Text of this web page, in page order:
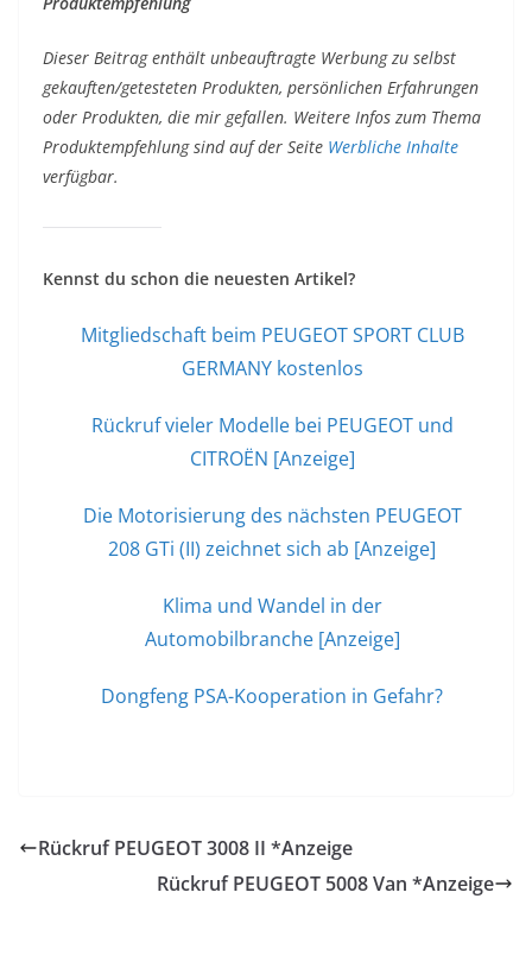
Dieser Beitrag enthält unbeauftragte Werbung zu selbst
gekauften/getesteten Produkten, persönlichen Erfahrungen
oder Produkten, die mir gefallen. Weitere Infos zum Thema
Produktempfehlung sind auf der Seite Werbliche Inhalte
verfügbar.
Kennst du schon die neuesten Artikel?
Mitgliedschaft beim PEUGEOT SPORT CLUB
GERMANY kostenlos
Rückruf vieler Modelle bei PEUGEOT und
CITROËN [Anzeige]
Die Motorisierung des nächsten PEUGEOT
208 GTi (II) zeichnet sich ab [Anzeige]
Klima und Wandel in der
Automobilbranche [Anzeige]
Dongfeng PSA-Kooperation in Gefahr?
Rückruf PEUGEOT 3008 II *Anzeige
Rückruf PEUGEOT 5008 Van *Anzeige